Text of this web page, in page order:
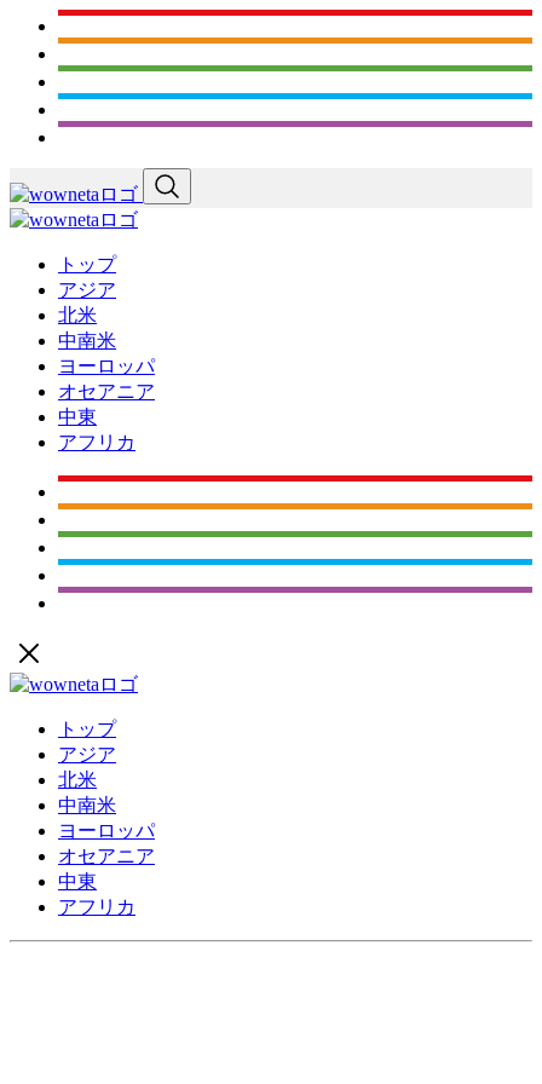
トップ
アジア
北米
中南米
ヨーロッパ
オセアニア
中東
アフリカ
トップ
アジア
北米
中南米
ヨーロッパ
オセアニア
中東
アフリカ